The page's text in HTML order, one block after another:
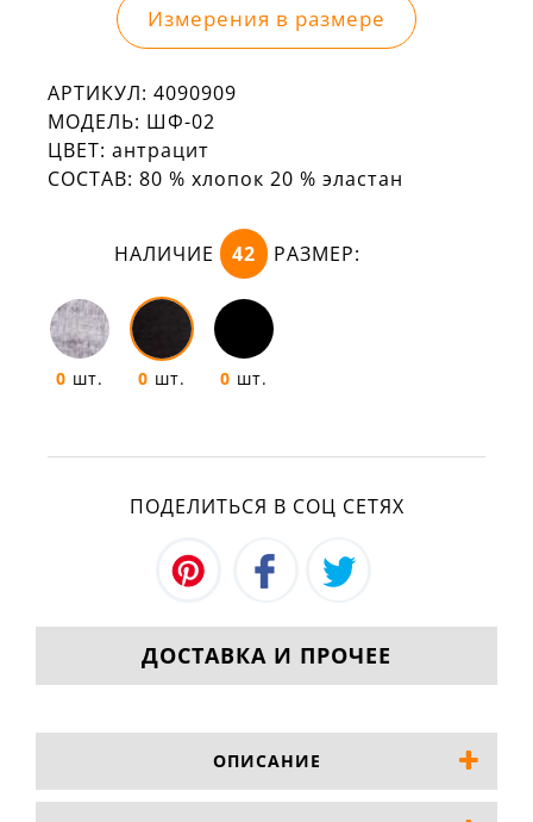
Измерения в размере
АРТИКУЛ: 4090909
МОДЕЛЬ: ШФ-02
ЦВЕТ: антрацит
СОСТАВ: 80 % хлопок 20 % эластан
НАЛИЧИЕ 42 РАЗМЕР:
0 шт. 0 шт. 0 шт.
ПОДЕЛИТЬСЯ В СОЦ СЕТЯХ
ДОСТАВКА И ПРОЧЕЕ
ОПИСАНИЕ